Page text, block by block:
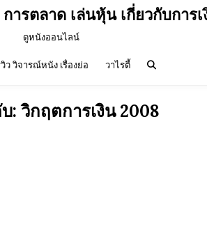
ารตลาด เล่นหุ้น เกี่ยวกับการเ
ดูหนังออนไลน์
ว วิจารณ์หนัง เรื่องย่อ วาไรตี้
บ:วิกฤตการเงิน 2008